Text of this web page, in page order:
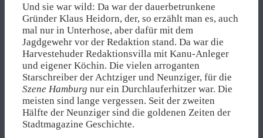
Und sie war wild: Da war der dauerbetrunkene
Gründer Klaus Heidorn, der, so erzählt man es, auch
mal nur in Unterhose, aber dafür mit dem
Jagdgewehr vor der Redaktion stand. Da war die
Harvestehuder Redaktionsvilla mit Kanu-Anleger
und eigener Köchin. Die vielen arroganten
Starschreiber der Achtziger und Neunziger, für die
Szene Hamburg nur ein Durchlauferhitzer war. Die
meisten sind lange vergessen. Seit der zweiten
Hälfte der Neunziger sind die goldenen Zeiten der
Stadtmagazine Geschichte.